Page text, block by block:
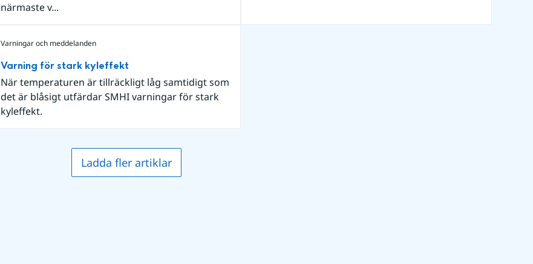
närmaste v...
Varningar och meddelanden
Varning för stark kyleffekt
När temperaturen är tillräckligt låg samtidigt som
det är blåsigt utfärdar SMHI varningar för stark
kyleffekt.
Ladda fler artiklar